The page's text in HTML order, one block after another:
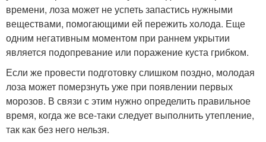
времени, лоза может не успеть запастись нужными
веществами, помогающими ей пережить холода. Еще
одним негативным моментом при раннем укрытии
является подопревание или поражение куста грибком.
Если же провести подготовку слишком поздно, молодая
лоза может померзнуть уже при появлении первых
морозов. В связи с этим нужно определить правильное
время, когда же все-таки следует выполнить утепление,
так как без него нельзя.